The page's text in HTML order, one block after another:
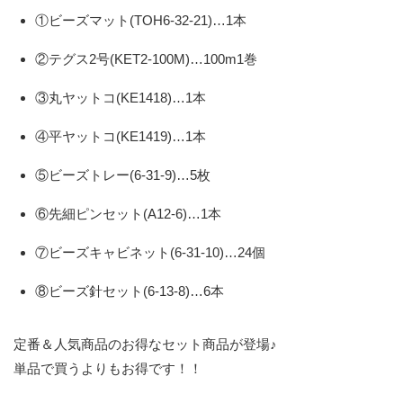
①ビーズマット(TOH6-32-21)…1本
②テグス2号(KET2-100M)…100m1巻
③丸ヤットコ(KE1418)…1本
④平ヤットコ(KE1419)…1本
⑤ビーズトレー(6-31-9)…5枚
⑥先細ピンセット(A12-6)…1本
⑦ビーズキャビネット(6-31-10)…24個
⑧ビーズ針セット(6-13-8)…6本
定番＆人気商品のお得なセット商品が登場♪
単品で買うよりもお得です！！